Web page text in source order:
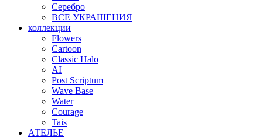
Серебро
ВСЕ УКРАШЕНИЯ
коллекции
Flowers
Cartoon
Classic Halo
AI
Post Scriptum
Wave Base
Water
Courage
Tais
АТЕЛЬЕ